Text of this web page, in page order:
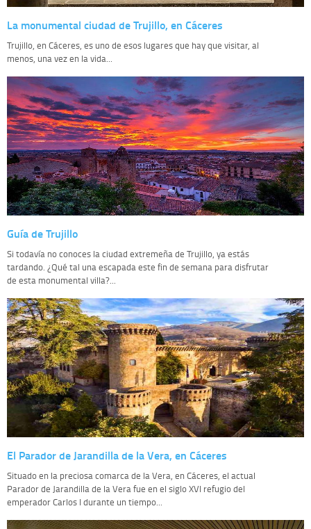
La monumental ciudad de Trujillo, en Cáceres
Trujillo, en Cáceres, es uno de esos lugares que hay que visitar, al
menos, una vez en la vida...
Guía de Trujillo
Si todavía no conoces la ciudad extremeña de Trujillo, ya estás
tardando. ¿Qué tal una escapada este fin de semana para disfrutar
de esta monumental villa?...
El Parador de Jarandilla de la Vera, en Cáceres
Situado en la preciosa comarca de la Vera, en Cáceres, el actual
Parador de Jarandilla de la Vera fue en el siglo XVI refugio del
emperador Carlos I durante un tiempo...